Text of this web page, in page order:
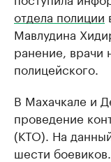
отдела полиции
Мавлудина
ранение, врачи
полицейского.
В Махачкале и
проведение
(КТО). На
шести боевиков.